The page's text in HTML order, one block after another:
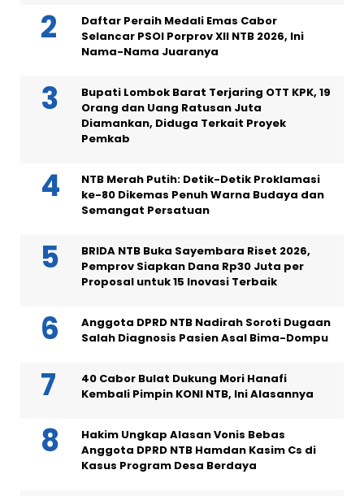
Daftar Peraih Medali Emas Cabor
Selancar PSOI Porprov XII NTB 2026, Ini
Nama-Nama Juaranya
Bupati Lombok Barat Terjaring OTT KPK, 19
Orang dan Uang Ratusan Juta
Diamankan, Diduga Terkait Proyek
Pemkab
NTB Merah Putih: Detik-Detik Proklamasi
ke-80 Dikemas Penuh Warna Budaya dan
Semangat Persatuan
BRIDA NTB Buka Sayembara Riset 2026,
Pemprov Siapkan Dana Rp30 Juta per
Proposal untuk 15 Inovasi Terbaik
Anggota DPRD NTB Nadirah Soroti Dugaan
Salah Diagnosis Pasien Asal Bima-Dompu
40 Cabor Bulat Dukung Mori Hanafi
Kembali Pimpin KONI NTB, Ini Alasannya
Hakim Ungkap Alasan Vonis Bebas
Anggota DPRD NTB Hamdan Kasim Cs di
Kasus Program Desa Berdaya